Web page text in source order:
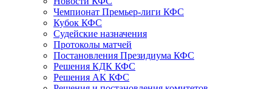
Чемпионат Премьер-лиги КФС
Кубок КФС
Судейские назначения
Протоколы матчей
Постановления Президиума КФС
Решения КДК КФС
Решения АК КФС